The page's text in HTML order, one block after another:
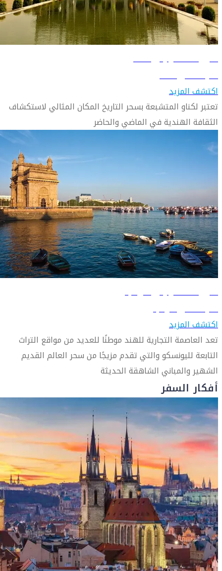
دليل السفر إلى لكناو
تعرّف على لكناو
اكتشف المزيد
تعتبر لكناو المتشبعة بسحر التاريخ المكان المثالي لاستكشاف
الثقافة الهندية في الماضي والحاضر
دليل السفر إلى مومباي
تعرّف على مومباي
اكتشف المزيد
تعد العاصمة التجارية للهند موطنًا للعديد من مواقع التراث
التابعة لليونسكو والتي تقدم مزيجًا من سحر العالم القديم
الشهير والمباني الشاهقة الحديثة
أفكار السفر